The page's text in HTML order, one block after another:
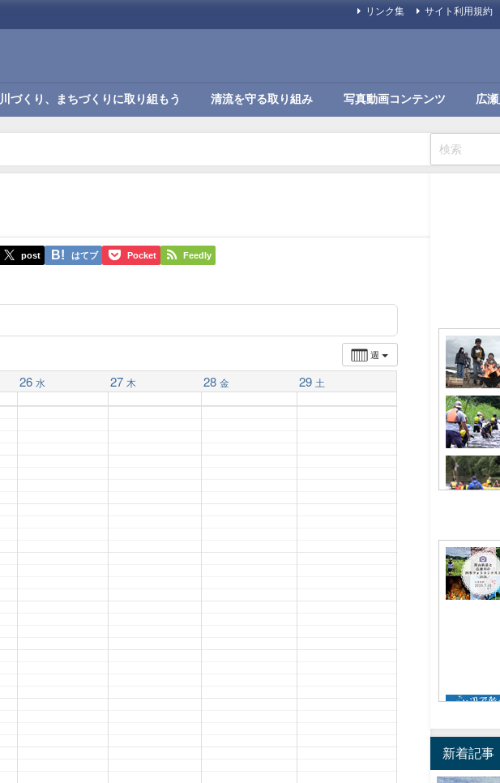
リンク集 サイト利用規約
川づくり、まちづくりに取り組もう 清流を守る取り組み 写真動画コンテンツ 広
post はてブ Pocket Feedly
週
26 水 27 木 28 金 29 土
新着記事